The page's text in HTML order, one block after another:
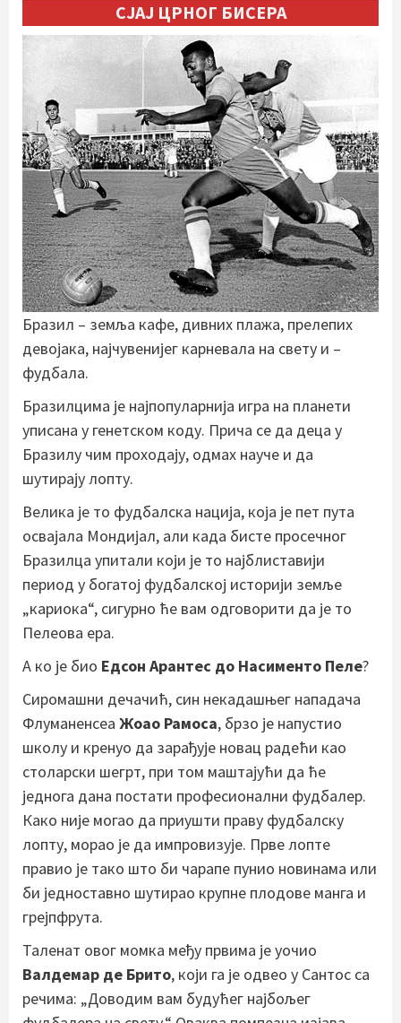
СЈАЈ ЦРНОГ БИСЕРА
Бразил – земља кафе, дивних плажа, прелепих
девојака, најчувенијег карневала на свету и –
фудбала.
Бразилцима је најпопуларнија игра на планети
уписана у генетском коду. Прича се да деца у
Бразилу чим проходају, одмах науче и да
шутирају лопту.
Велика је то фудбалска нација, која је пет пута
освајала Мoндијал, али када бисте просечног
Бразилца упитали који је то најблиставији
период у богатој фудбалској историји земље
„кариока“, сигурно ће вам одговорити да је то
Пелеова ера.
А ко је био Едсон Арантес до Насименто Пеле?
Сиромашни дечачић, син некадашњег нападача
Флуманенсеа Жоао Рамоса, брзо је напустио
школу и кренуо да зарађује новац радећи као
столарски шегрт, при том маштајући да ће
једнога дана постати професионални фудбалер.
Како није могао да приушти праву фудбалску
лопту, морао је да импровизује. Прве лопте
правио је тако што би чарапe пунио новинама или
би једноставно шутирао крупне плодове манга и
грејпфрута.
Таленат овог момка међу првима је уочио
Валдемар де Брито, који га је одвео у Сантос са
речима: „Доводим вам будућег најбољег